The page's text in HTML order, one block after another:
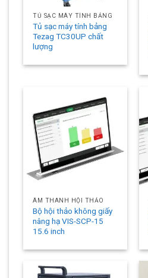
TỦ SẠC MÁY TÍNH BẢNG
Tủ sạc máy tính bảng
Tezag TC30UP chất
lượng
ÂM THANH HỘI THẢO
Bộ hội thảo không giấy
nâng hạ VIS-SCP-15
15.6 inch